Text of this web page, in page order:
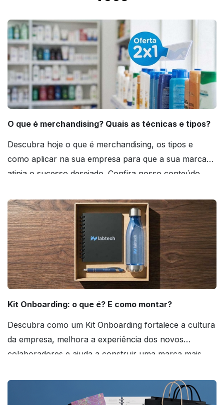
O que é merchandising? Quais as técnicas e tipos?
Descubra hoje o que é merchandising, os tipos e
como aplicar na sua empresa para que a sua marca
atinja o sucesso desejado. Confira nosso conteúdo
Kit Onboarding: o que é? E como montar?
Descubra como um Kit Onboarding fortalece a cultura
da empresa, melhora a experiência dos novos
colaboradores e ajuda a construir uma marca mais